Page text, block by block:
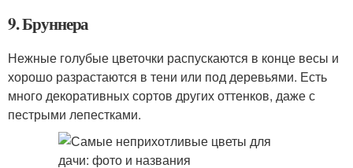
9. Бруннера
Нежные голубые цветочки распускаются в конце весы и
хорошо разрастаются в тени или под деревьями. Есть
много декоративных сортов других оттенков, даже с
пестрыми лепестками.